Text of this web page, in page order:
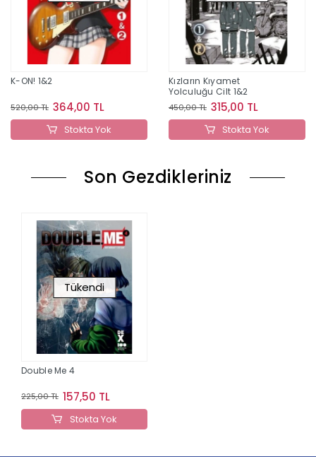
K-ON! 1&2
520,00 TL 364,00 TL
Stokta Yok
Kızların Kıyamet
Yolculuğu Cilt 1&2
450,00 TL 315,00 TL
Stokta Yok
Son Gezdikleriniz
Tükendi
Double Me 4
225,00 TL 157,50 TL
Stokta Yok